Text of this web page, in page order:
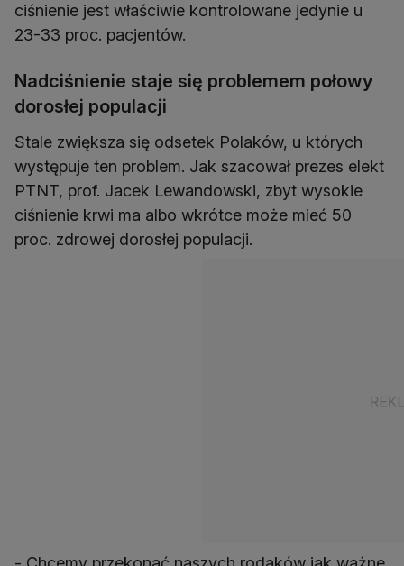
ciśnienie jest właściwie kontrolowane jedynie u
23-33 proc. pacjentów.
Nadciśnienie staje się problemem połowy
dorosłej populacji
Stale zwiększa się odsetek Polaków, u których
występuje ten problem. Jak szacował prezes elekt
PTNT, prof. Jacek Lewandowski, zbyt wysokie
ciśnienie krwi ma albo wkrótce może mieć 50
proc. zdrowej dorosłej populacji.